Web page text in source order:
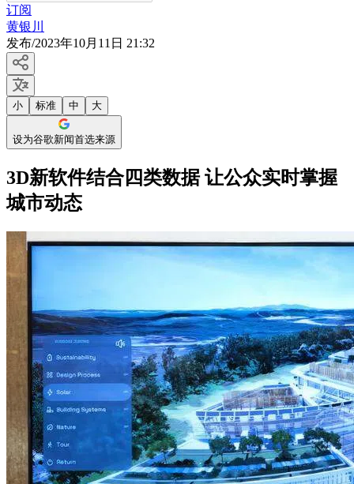
订阅
黄银川
发布/2023年10月11日 21:32
小 标准 中 大
设为谷歌新闻首选来源
3D新软件结合四类数据 让公众实时掌握
城市动态